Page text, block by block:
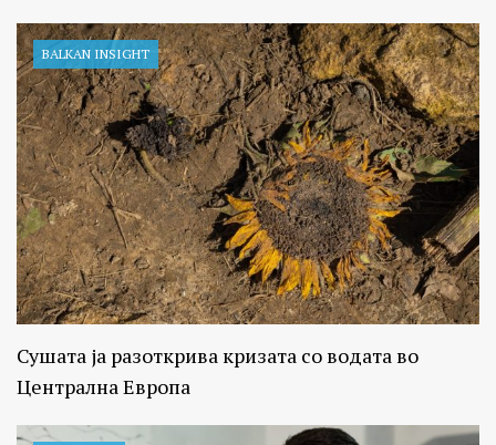
BALKAN INSIGHT
Сушата ја разоткрива кризата со водата во
Централна Европа